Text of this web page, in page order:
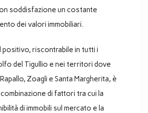
soddisfazione un costante
dei valori immobiliari.
riscontrabile in tutti i
del Tigullio e nei territori dove
Zoagli e Santa Margherita, è
di fattori tra cui la
di immobili sul mercato e la